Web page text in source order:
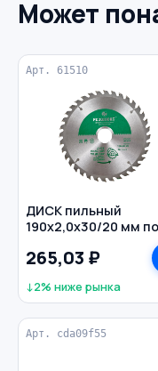
Может
Арт. 61510
ДИСК пильный
190х2,0х30/20 мм по
РЕЗОЛЮКС
265,03 ₽
↓2% ниже рынка
Арт. cda09f55